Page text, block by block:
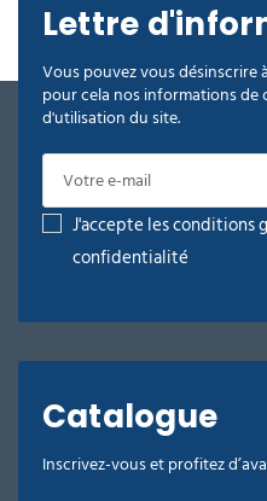
Lettre
Vous pouvez vous
pour cela nos informations
d'utilisation du site.
J'accepte les conditions
confidentialité
Catalogue
Inscrivez-vous et profitez